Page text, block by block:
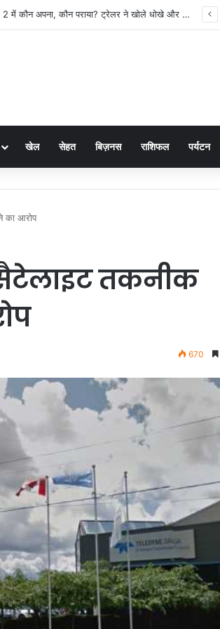
The Traitors 2 में कौन अपना, कौन पराया? ट्रेलर ने खोले धोखे और सस्पेंस के राज
खेल सेहत बिज़नस राशिफल पर्यटन
का आरोप
सैटेलाइट तकनीक
670